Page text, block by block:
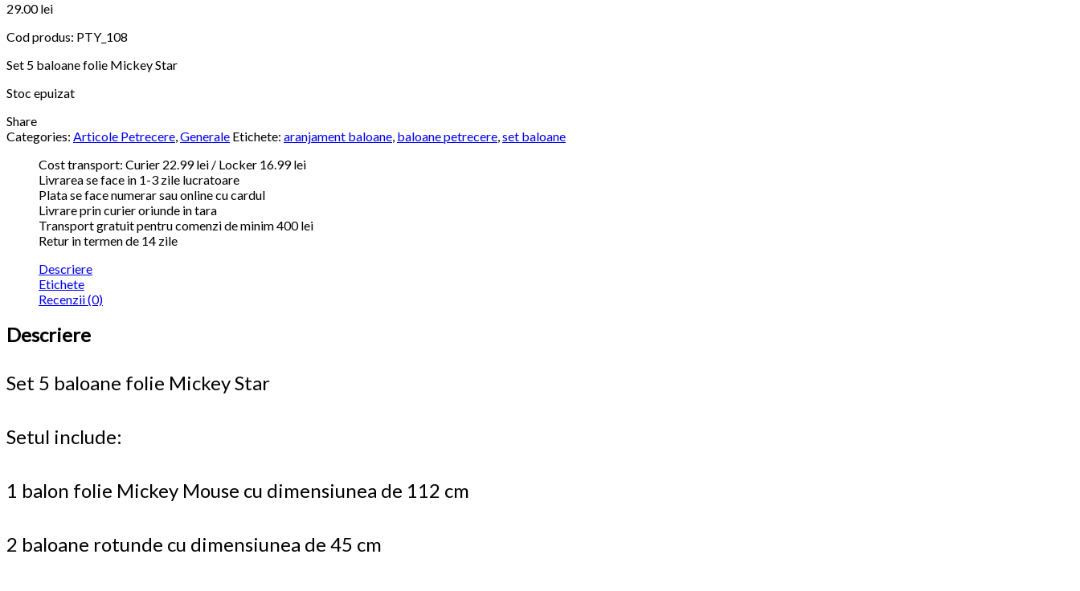
29.00lei
Cod produs: PTY_108
Set 5 baloane folie Mickey Star
Stoc epuizat
Share
Categories: Articole Petrecere,Generale Etichete: aranjament baloane, baloane petrecere,set baloane
Cost transport: Curier 22.99 lei / Locker 16.99 lei
Livrarea se face in 1-3 zile lucratoare
Plata se face numerar sau online cu cardul
Livrare prin curier oriunde in tara
Transport gratuit pentru comenzi de minim 400 lei
Retur in termen de 14 zile
Descriere
Etichete
Recenzii (0)
Descriere
Set 5 baloane folie Mickey Star
Setul include:
1 balon folie Mickey Mouse cu dimensiunea de 112 cm
2 baloane rotunde cu dimensiunea de 45 cm